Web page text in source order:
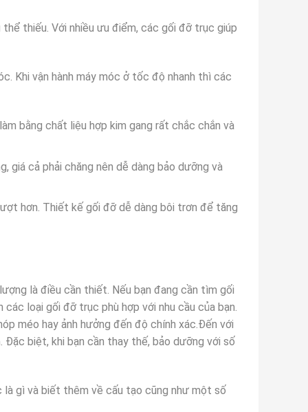
thiếu. Với nhiều ưu điểm, các gối đỡ trục giúp
Khi vận hành máy móc ở tốc độ nhanh thì các
bằng chất liệu hợp kim gang rất chắc chắn và
giá cả phải chăng nên dễ dàng bảo dưỡng và
hơn. Thiết kế gối đỡ dễ dàng bôi trơn để tăng
là điều cần thiết. Nếu bạn đang cần tìm gối
loại gối đỡ trục phù hợp với nhu cầu của bạn.
méo hay ảnh hưởng đến độ chính xác.Đến với
biệt, khi bạn cần thay thế, bảo dưỡng với số
là gì và biết thêm về cấu tạo cũng như một số